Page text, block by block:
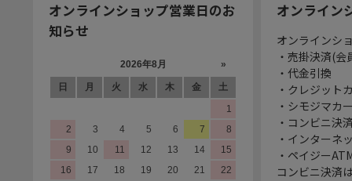
オンラインショップ営業日のお
知らせ
オンライン
オンラインシ
・売掛決済(
・代金引換
・クレジット
・シモジマカ
・コンビニ決
・インターネ
・ペイジー
コンビニ決済